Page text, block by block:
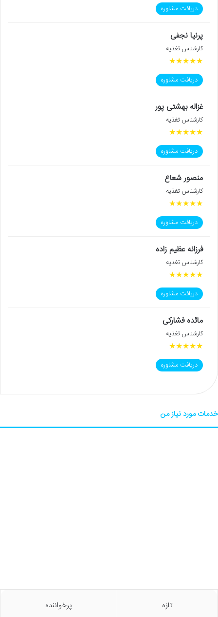
دریافت مشاوره
پرنیا نجفی
کارشناس تغذیه
★
★
★
★
★
دریافت مشاوره
غزاله بهشتی پور
کارشناس تغذیه
★
★
★
★
★
دریافت مشاوره
منصور شعاع
کارشناس تغذیه
★
★
★
★
★
دریافت مشاوره
فرزانه عظیم زاده
کارشناس تغذیه
★
★
★
★
★
دریافت مشاوره
مائده فشارکی
کارشناس تغذیه
★
★
★
★
★
دریافت مشاوره
خدمات مورد نیاز من
تازه پرخواننده